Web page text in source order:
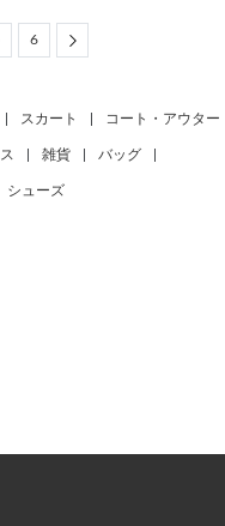
6 Next
スカート コート・アウター
雑貨 バッグ
シューズ